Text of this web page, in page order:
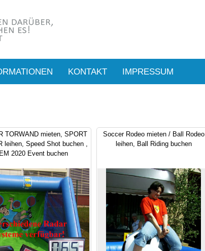
KONTAKT IMPRESSUM
TORWAND mieten, SPORT
leihen, Speed Shot buchen ,
EM 2020 Event buchen
Soccer Rodeo mieten / Ball Rodeo
leihen, Ball Riding buchen